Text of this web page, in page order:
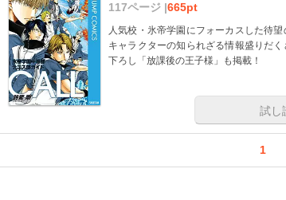
117ページ |665pt
人気校・氷帝学園にフォーカスした待
キャラクターの知られざる情報盛りだ
下ろし「放課後の王子様」も掲載！
試し
1